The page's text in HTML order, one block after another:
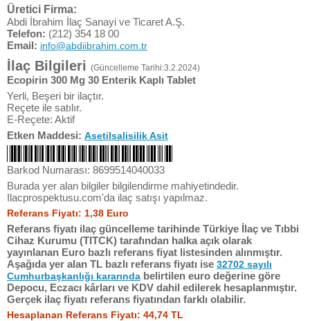
Üretici Firma:
Abdi İbrahim İlaç Sanayi ve Ticaret A.Ş.
Telefon: (212) 354 18 00
Email: info@abdiibrahim.com.tr
İlaç Bilgileri (Güncelleme Tarihi:3.2.2024)
Ecopirin 300 Mg 30 Enterik Kaplı Tablet
Yerli, Beşeri bir ilaçtır.
Reçete ile satılır.
E-Reçete: Aktif
Etken Maddesi: Asetilsalisilik Asit
Barkod Numarası: 8699514040033
Burada yer alan bilgiler bilgilendirme mahiyetindedir.
Ilacprospektusu.com'da ilaç satışı yapılmaz.
Referans Fiyatı: 1,38 Euro
Referans fiyatı ilaç güncelleme tarihinde Türkiye İlaç ve Tıbbi
Cihaz Kurumu (TITCK) tarafından halka açık olarak
yayınlanan Euro bazlı referans fiyat listesinden alınmıştır.
Aşağıda yer alan TL bazlı referans fiyatı ise 32702 sayılı
Cumhurbaşkanlığı kararında belirtilen euro değerine göre
Depocu, Eczacı kârları ve KDV dahil edilerek hesaplanmıştır.
Gerçek ilaç fiyatı referans fiyatından farklı olabilir.
Hesaplanan Referans Fiyatı: 44,74 TL